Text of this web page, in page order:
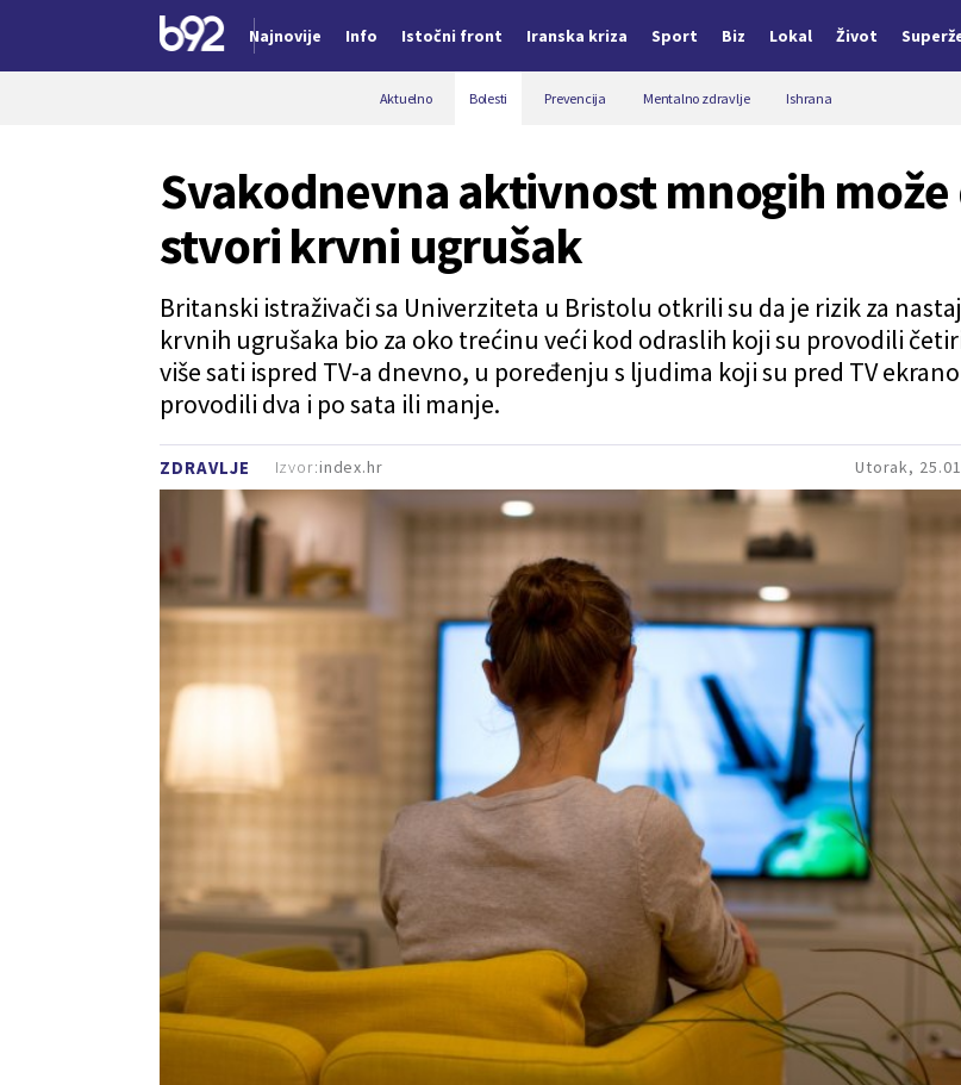
Najnovije Info Istočni front Iranska kriza Sport Biz Lokal Život
Aktuelno Bolesti Prevencija Mentalno zdravlje Ishrana
ZDRAVLJE Utorak,
Svakodnevna aktivnost mnogih može
stvori krvni ugrušak
Britanski istraživači sa Univerziteta u Bristolu otkrili su da je rizik za
krvnih ugrušaka bio za oko trećinu veći kod odraslih koji su provodili
više sati ispred TV-a dnevno, u poređenju s ljudima koji su pred TV
provodili dva i po sata ili manje.
Izvor:index.hr